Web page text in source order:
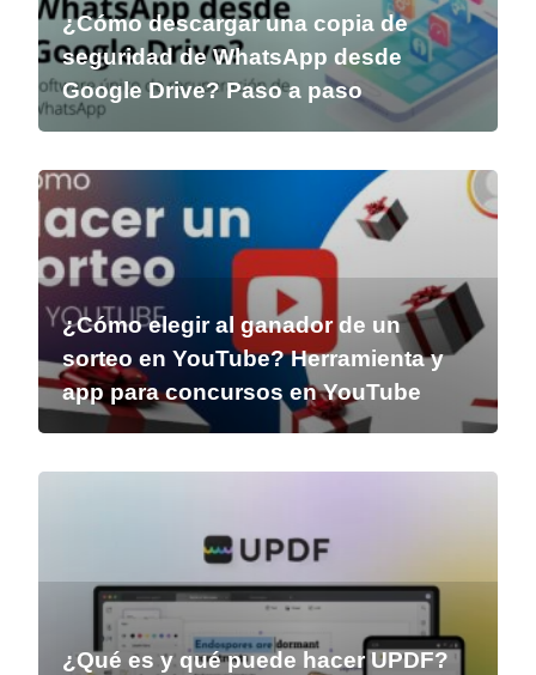
¿Cómo descargar una copia de
seguridad de WhatsApp desde
Google Drive? Paso a paso
¿Cómo elegir al ganador de un
sorteo en YouTube? Herramienta y
app para concursos en YouTube
¿Qué es y qué puede hacer UPDF?